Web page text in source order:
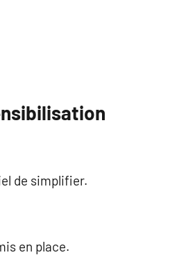
de simplifier.
en place.